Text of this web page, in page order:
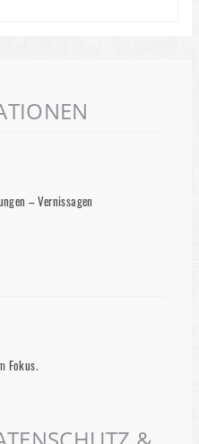
– Vernissagen
Fokus.